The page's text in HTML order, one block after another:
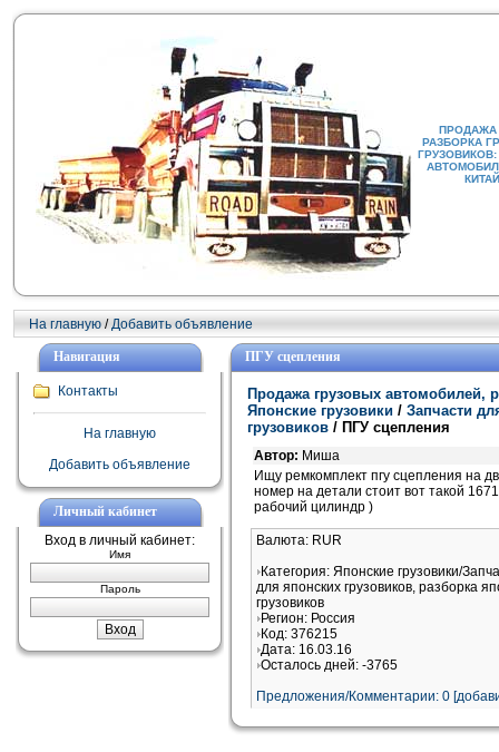
ПРОДАЖА
РАЗБОРКА
На главную /Добавить объявление
Навигация
Контакты
На главную
Добавить объявление
Личный кабинет
Вход в личный кабинет:
Имя
Пароль
ПГУ сцепления
Продажа грузовых автомобилей,
Японские грузовики / Запчасти
грузовиков / ПГУ сцепления
Автор: Миша
Ищу ремкомплект пгу сцепления на
номер на детали стоит вот такой
рабочий цилиндр )
Валюта: RUR
Категория: Японские грузовики/
для японских грузовиков, разборка
грузовиков
Регион: Россия
Код: 376215
Дата: 16.03.16
Осталось дней: -3765
Предложения/Комментарии: 0